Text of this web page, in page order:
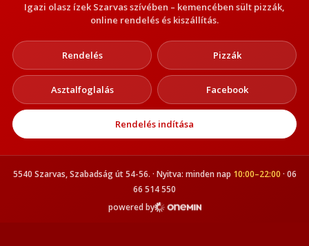
Igazi olasz ízek Szarvas szívében – kemencében sült pizzák,
online rendelés és kiszállítás.
Rendelés Pizzák
Asztalfoglalás Facebook
Rendelés indítása
5540 Szarvas, Szabadság út 54-56. · Nyitva: minden nap 10:00–22:00 · 06
66 514 550
powered by